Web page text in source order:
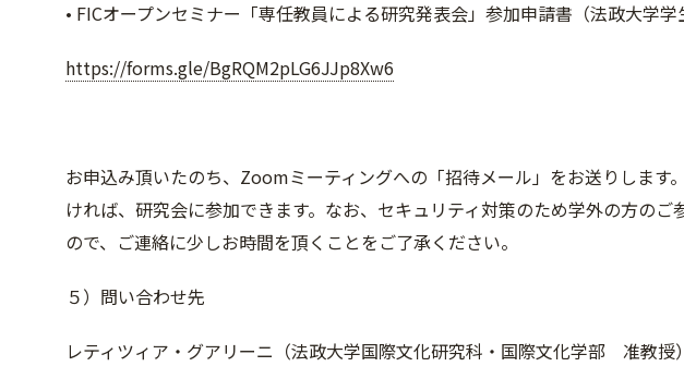
• FICオープンセミナー「専任教員による研究発表会」参加申請書（法政大学学
https://forms.gle/BgRQM2pLG6JJp8Xw6
お申込み頂いたのち、Zoomミーティングへの「招待メール」をお送りします
ければ、研究会に参加できます。なお、セキュリティ対策のため学外の方の
ので、ご連絡に少しお時間を頂くことをご了承ください。
５）問い合わせ先
レティツィア・グアリーニ（法政大学国際文化研究科・国際文化学部 准教授）